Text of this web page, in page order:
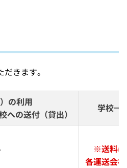
きます。
の利用
への送付（貸出）
学校→
※送料は
各運送会